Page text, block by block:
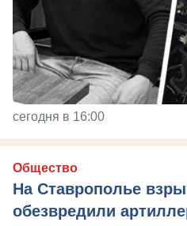
сегодня в 16:00
Общество
На Ставрополье
обезвредили